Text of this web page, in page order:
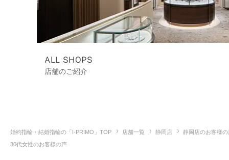
ALL SHOPS
店舗のご紹介
婚約指輪・結婚指輪の「I-PRIMO」TOP 店舗一覧 静岡店
静岡店のお客様
30代女性のお客様の声